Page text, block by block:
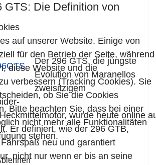
GTS: Die Definition von
Der 296 GTS, die jüngste
Evolution von Maranellos
zweisitzigem
Heckmittelmotor, wurde heute online
Er definiert, wie der 296 GTB,
neu und garantiert
nicht nur wenn er bis an seine
auf unserer Website. Einige von
für den Betrieb der Seite, während
diese Website und die
verbessern (Tracking Cookies). Sie
ob Sie die Cookies
Bitte beachten Sie, dass bei einer
nicht mehr alle Funktionalitäten
stehen.